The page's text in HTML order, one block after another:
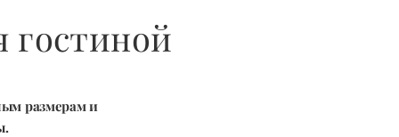
гостиной
размерам и